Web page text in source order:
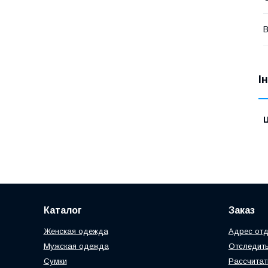
Каталог
Женская одежда
Мужская одежда
Сумки
Заказ
Адрес